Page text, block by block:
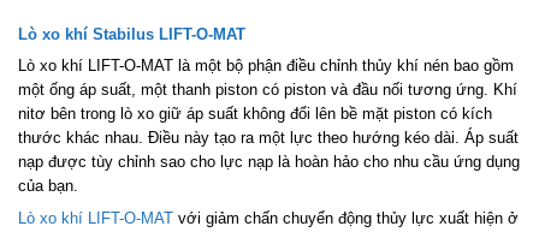
Lò xo khí Stabilus LIFT-O-MAT
Lò xo khí LIFT-O-MAT là một bộ phận điều chỉnh thủy khí nén bao gồm
một ống áp suất, một thanh piston có piston và đầu nối tương ứng. Khí
nitơ bên trong lò xo giữ áp suất không đổi lên bề mặt piston có kích
thước khác nhau. Điều này tạo ra một lực theo hướng kéo dài. Áp suất
nạp được tùy chỉnh sao cho lực nạp là hoàn hảo cho nhu cầu ứng dụng
của bạn.
Lò xo khí LIFT-O-MAT với giảm chấn chuyển động thủy lực xuất hiện ở